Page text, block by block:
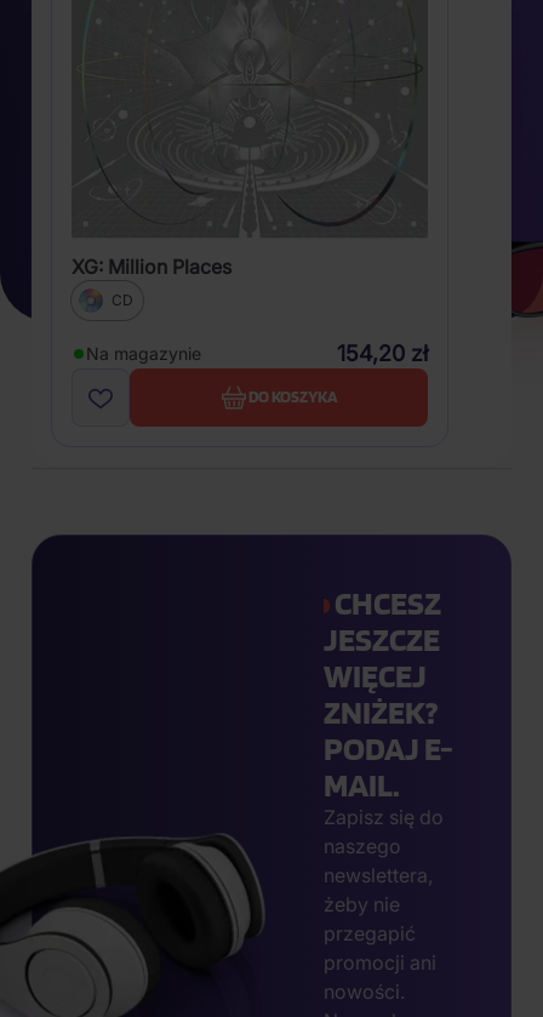
XG: Million Places
CD
Na magazynie 154,20 zł
DO KOSZYKA
CHCESZ
JESZCZE
WIĘCEJ
ZNIŻEK?
PODAJ E-
MAIL.
Zapisz się do
naszego
newslettera,
żeby nie
przegapić
promocji ani
nowości.